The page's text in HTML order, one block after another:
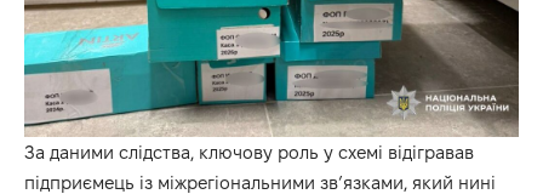
За даними слідства, ключову роль у схемі відігравав
підприємець із міжрегіональними зв’язками, який нині